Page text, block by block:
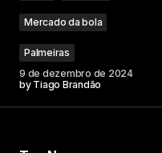
Mercado da bola
Palmeiras
9 de dezembro de 2024
by Tiago Brandão